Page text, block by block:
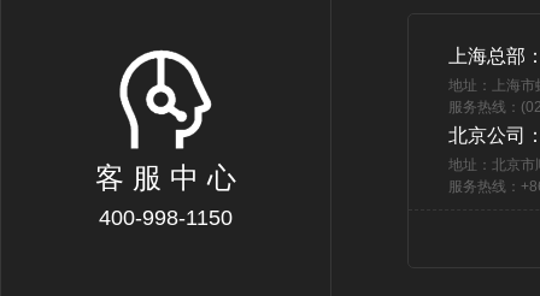
客 服 中 心
400-998-1150
上海总部
地址：上海
服务热线：
北京公司
地址：北京市
服务热线：